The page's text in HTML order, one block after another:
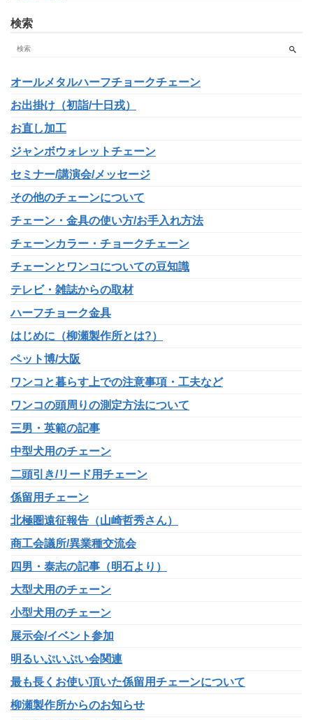
検索
オールメタルハーフチョークチェーン
お出掛け（初詣/十日戎）
お直し加工
ジャンボウォレットチェーン
セミナー/講演会/メッセージ
その他のチェーンについて
チェーン・金具の使い方/お手入れ方法
チェーンカラー・チョークチェーン
チェーンとワンコについての豆知識
テレビ・雑誌からの取材
ハーフチョーク金具
はじめに（柳瀬製作所とは?）
ペット博/大阪
ワンコと暮らす上での注意事項・工夫など
ワンコの頭周りの測定方法について
三男・英範の記事
中型犬用のチェーン
二頭引き/リード用チェーン
係留用チェーン
北極圏遠征報告（山崎哲秀さん）
商工会議所/異業種交流会
四男・泰志の記事（明石より）
大型犬用のチェーン
小型犬用のチェーン
展示会/イベント参加
明るいぷいぷい会関連
最も長くお使い頂いた係留用チェーンについて
柳瀬製作所からのお知らせ